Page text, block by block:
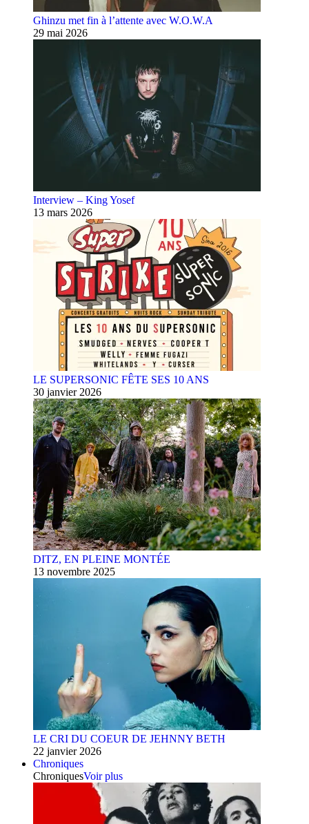
Ghinzu met fin à l’attente avec W.O.W.A
29 mai 2026
Interview – King Yosef
13 mars 2026
LE SUPERSONIC FÊTE SES 10 ANS
30 janvier 2026
DITZ, EN PLEINE MONTÉE
13 novembre 2025
LE CRI DU COEUR DE JEHNNY BETH
22 janvier 2026
Chroniques
ChroniquesVoir plus